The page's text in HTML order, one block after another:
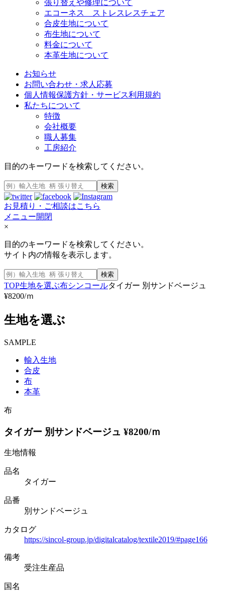
張り替えや修理について
エコーネス ストレスレスチェア
合皮生地について
布生地について
料金について
本革生地について
お知らせ
お問い合わせ・求人応募
個人情報保護方針・サービス利用規約
私たちについて
特徴
会社概要
職人募集
工房紹介
目的のキーワードを検索してください。
検索
お見積り・ご相談はこちら
メニュー開閉
×
目的のキーワードを検索してください。
サイト内の情報を表示します。
検索
TOP生地を選ぶ布シンコールタイガー 別サンドベージュ
¥8200/ｍ
生地を選ぶ
SAMPLE
輸入生地
合皮
布
本革
布
タイガー 別サンドベージュ ¥8200/ｍ
生地情報
品名
タイガー
品番
別サンドベージュ
カタログ
https://sincol-group.jp/digitalcatalog/textile2019/#page166
備考
受注生産品
国名